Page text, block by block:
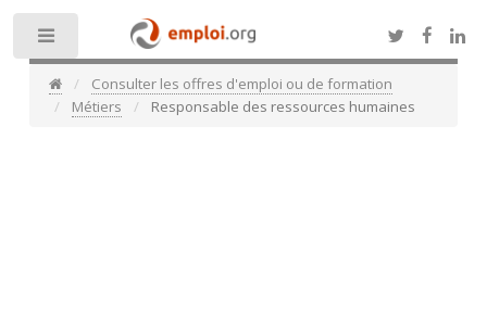
Consulter les offres d'emploi ou de formation
Métiers
Responsable des ressources humaines
Toggle